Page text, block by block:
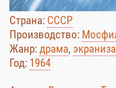
Страна: СССР
Производство:
Жанр:драма,
Год: 1964